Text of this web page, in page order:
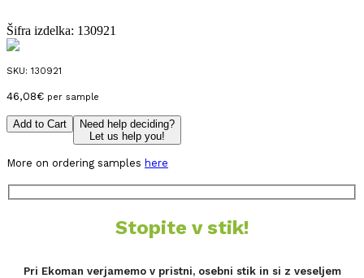
Šifra izdelka: 130921
SKU: 130921
46,08€ per sample
Add to Cart
Need help deciding?
Let us help you!
More on ordering samples here
Stopite v stik!
Pri Ekoman verjamemo v pristni, osebni stik in si z veseljem